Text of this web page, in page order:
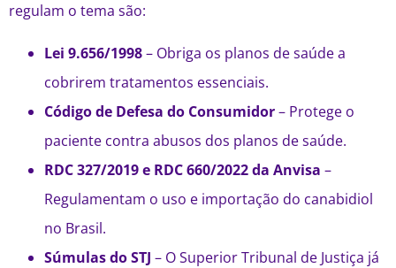
regulam o tema são:
Lei 9.656/1998– Obriga os planos de saúde a
cobrirem tratamentos essenciais.
Código de Defesa do Consumidor– Protege o
paciente contra abusos dos planos de saúde.
RDC 327/2019 e RDC 660/2022 da Anvisa –
Regulamentam o uso e importação do canabidiol
no Brasil.
Súmulas do STJ – O Superior Tribunal de Justiça já